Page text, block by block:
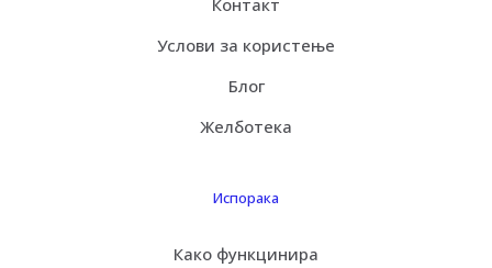
Услови за користење
Блог
Желботека
Испорака
Како функцинира